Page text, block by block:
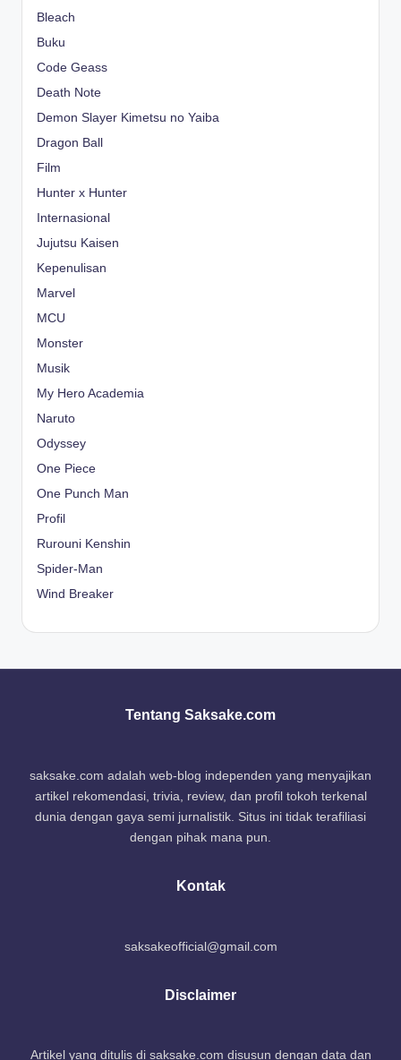
Bleach
Buku
Code Geass
Death Note
Demon Slayer Kimetsu no Yaiba
Dragon Ball
Film
Hunter x Hunter
Internasional
Jujutsu Kaisen
Kepenulisan
Marvel
MCU
Monster
Musik
My Hero Academia
Naruto
Odyssey
One Piece
One Punch Man
Profil
Rurouni Kenshin
Spider-Man
Wind Breaker
Tentang Saksake.com
saksake.com adalah web-blog independen yang menyajikan
artikel rekomendasi, trivia, review, dan profil tokoh terkenal
dunia dengan gaya semi jurnalistik. Situs ini tidak terafiliasi
dengan pihak mana pun.
Kontak
saksakeofficial@gmail.com
Disclaimer
Artikel yang ditulis di saksake.com disusun dengan data dan